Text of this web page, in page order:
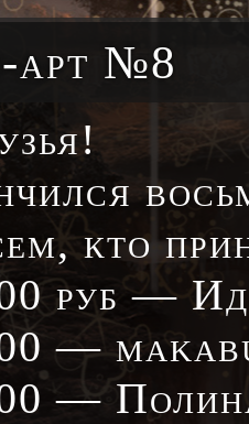
арт №8
кто
руб —
—
—